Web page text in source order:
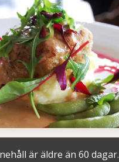
är äldre än 60 dagar.